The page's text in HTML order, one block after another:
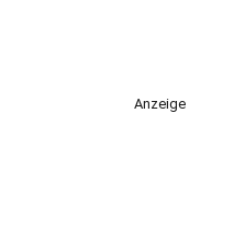
Anzeige